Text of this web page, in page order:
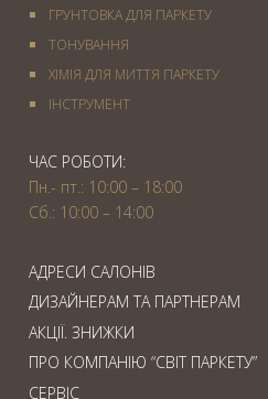
ГРУНТОВКА ДЛЯ ПАРКЕТУ
ТОНУВАННЯ
ХІМІЯ ДЛЯ МИТТЯ ПАРКЕТУ
IНСТРУМЕНТ
ЧАС РОБОТИ:
Пн.- пт.: 10:00 – 18:00
Сб.: 10:00 – 14:00
АДРЕСИ САЛОНІВ
ДИЗАЙНЕРАМ ТА ПАРТНЕРАМ
АКЦІЇ. ЗНИЖКИ
ПРО КОМПАНІЮ “СВІТ ПАРКЕТУ”
СЕРВІС